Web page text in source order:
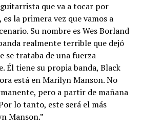
que va a tocar por
la primera vez que vamos a
Su nombre es Wes Borland
realmente terrible que dejó
se trataba de una fuerza
Él tiene su propia banda, Black
está en Marilyn Manson. No
pero a partir de mañana
lo tanto, este será el más
Manson.”